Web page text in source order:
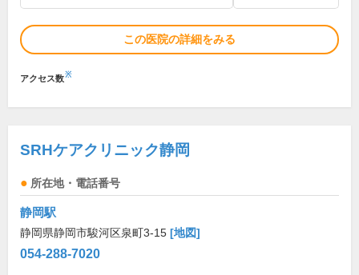
この医院の詳細をみる
アクセス数※
SRHケアクリニック静岡
所在地・電話番号
静岡駅
静岡県静岡市駿河区泉町3-15 [地図]
054-288-7020